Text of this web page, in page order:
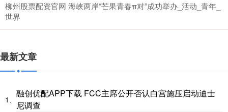
柳州股票配资官网 海峡两岸“芒果青春π对”成功举办_活动_青年_
世界
最新文章
1、
融创优配APP下载 FCC主席公开否认白宫施压启动迪士
尼调查